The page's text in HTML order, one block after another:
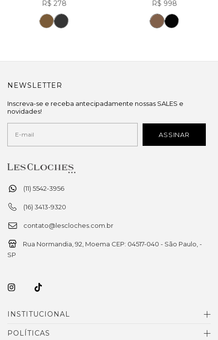
R$ 278 R$ 998
(11) 5542-3956
(16) 3413-9320
contato@lescloches.com.br
Rua Normandia, 92, Moema CEP: 04517-040 - São Paulo, -
SP
INSTITUCIONAL
POLÍTICAS
NEWSLETTER
Inscreva-se e receba antecipadamente nossas SALES e
novidades!